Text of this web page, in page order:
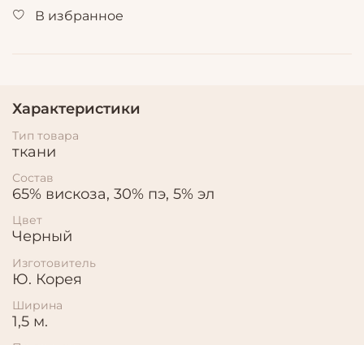
В избранное
Характеристики
Тип товара
ткани
Состав
65% вискоза, 30% пэ, 5% эл
Цвет
Черный
Изготовитель
Ю. Корея
Ширина
1,5 м.